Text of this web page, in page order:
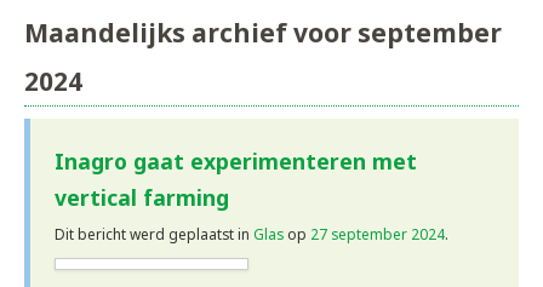
Maandelijks archief voor september
2024
Inagro gaat experimenteren met
vertical farming
Dit bericht werd geplaatst in Glas op 27 september 2024.